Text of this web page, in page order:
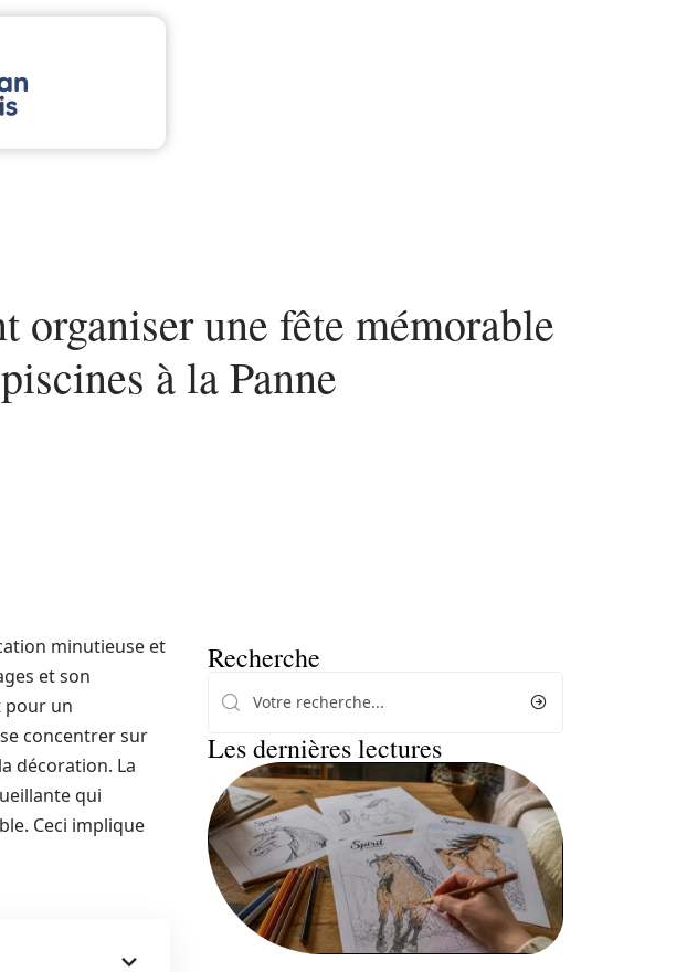
organiser une fête mémorable
à la Panne
minutieuse et
et son
pour un
concentrer sur
décoration. La
qui
Ceci implique
Recherche
Les dernières lectures